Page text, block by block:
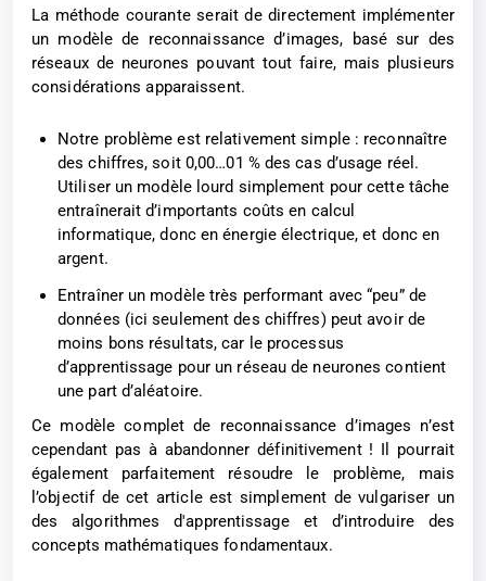
La méthode courante serait de directement implémenter
un modèle de reconnaissance d’images, basé sur des
réseaux de neurones pouvant tout faire, mais plusieurs
considérations apparaissent.
Notre problème est relativement simple : reconnaître
des chiffres, soit 0,00…01 % des cas d’usage réel.
Utiliser un modèle lourd simplement pour cette tâche
entraînerait d’importants coûts en calcul
informatique, donc en énergie électrique, et donc en
argent.
Entraîner un modèle très performant avec “peu” de
données (ici seulement des chiffres) peut avoir de
moins bons résultats, car le processus
d’apprentissage pour un réseau de neurones contient
une part d’aléatoire.
Ce modèle complet de reconnaissance d’images n’est
cependant pas à abandonner définitivement ! Il pourrait
également parfaitement résoudre le problème, mais
l’objectif de cet article est simplement de vulgariser un
des algorithmes d'apprentissage et d’introduire des
concepts mathématiques fondamentaux.